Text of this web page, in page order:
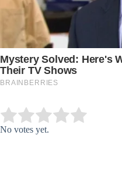
Rate this item:
No votes yet.